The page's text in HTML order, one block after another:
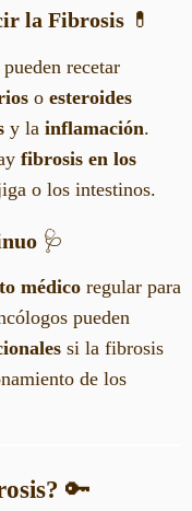
la Fibrosis 💊
recetar
o esteroides
y la inflamación.
fibrosis en los
o los intestinos.
🩺
médico regular para
pueden
si la fibrosis
de los
🔑